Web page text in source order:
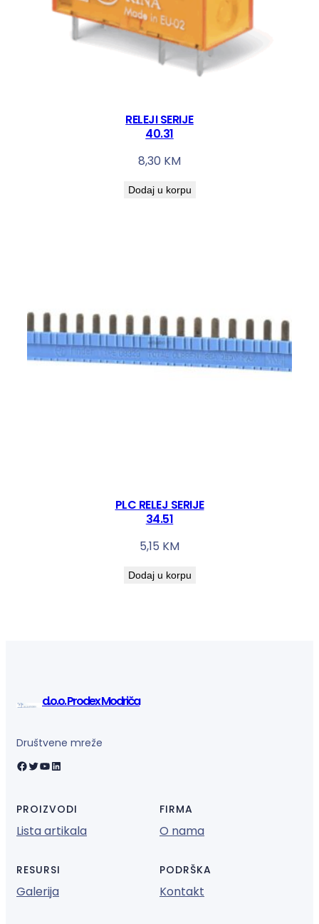
RELEJI SERIJE
40.31
8,30 KM
Dodaj u korpu
PLC RELEJ SERIJE
34.51
5,15 KM
Dodaj u korpu
d.o.o. Prodex Modriča
Društvene mreže
Facebook Twitter YouTube LinkedIn
PROIZVODI
Lista artikala
FIRMA
O nama
RESURSI
Galerija
PODRŠKA
Kontakt